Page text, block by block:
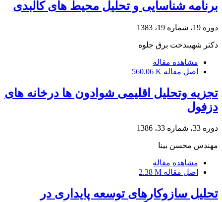
برنامه شناسایی و تحلیل محیط های کالبدی
دوره 19، شماره 19، 1383
دکتر شهیندخت برق جلوه
مشاهده مقاله
اصل مقاله 560.06 K
تجزیه وتحلیل اقلیمی شوادون ها درخانه های
دزفول
دوره 33، شماره 33، 1386
مهندس محسن بینا
مشاهده مقاله
اصل مقاله 2.38 M
تحلیل سازوکارهای توسعه پایداری در